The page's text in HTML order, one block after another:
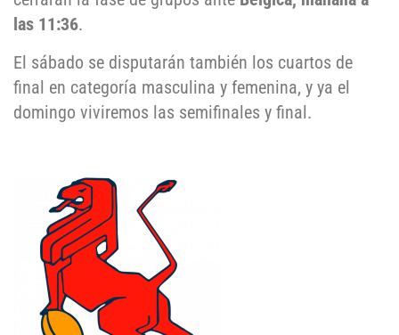
las 11:36.
El sábado se disputarán también los cuartos de
final en categoría masculina y femenina, y ya el
domingo viviremos las semifinales y final.